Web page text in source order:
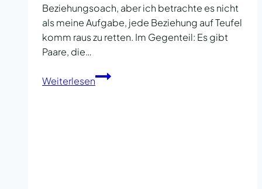
Beziehungsoach, aber ich betrachte es nicht
als meine Aufgabe, jede Beziehung auf Teufel
komm raus zu retten. Im Gegenteil: Es gibt
Paare, die…
WeiterlesenWas
tun